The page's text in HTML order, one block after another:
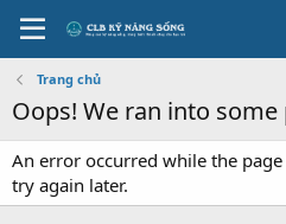
Trang chủ
Oops! We ran into
An error occurred while the
try again later.